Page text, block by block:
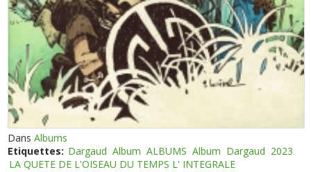
DansAlbums
Etiquettes: Dargaud Album ALBUMS Album Dargaud 2023
LA QUETE DE L'OISEAU DU TEMPS L' INTEGRALE